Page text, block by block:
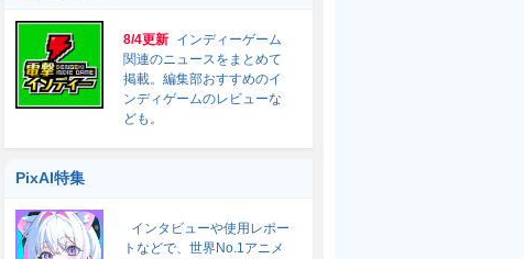
8/4更新 インディーゲーム
関連のニュースをまとめて
掲載。編集部おすすめのイ
ンディゲームのレビューな
ども。
PixAI特集
インタビューや使用レポー
トなどで、世界No.1アニメ